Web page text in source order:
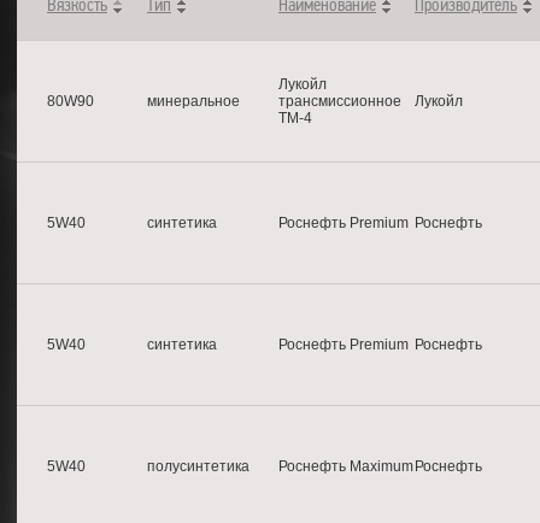
Вязкость Тип Наименование Производитель
80W90 минеральное
Лукойл
трансмиссионное
ТМ-4
Лукойл
5W40 синтетика Роснефть Premium Роснефть
5W40 синтетика Роснефть Premium Роснефть
5W40 полусинтетика Роснефть Maximum Роснефть